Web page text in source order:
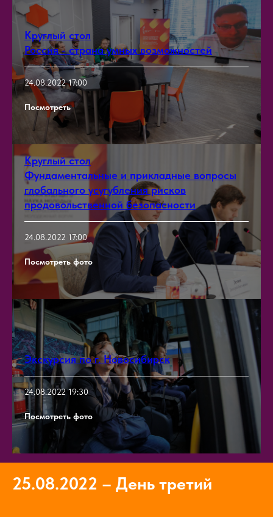
Круглый стол
Россия - страна умных возможностей
24.08.2022 17:00
Посмотреть
Круглый стол
Фундаментальные и прикладные вопросы
глобального усугубления рисков
продовольственной безопасности
24.08.2022 17:00
Посмотреть фото
Экскурсия по г. Новосибирск
24.08.2022 19:30
Посмотреть фото
25.08.2022 – День третий